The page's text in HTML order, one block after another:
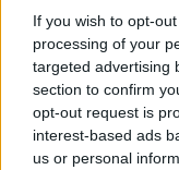
If you wish to opt-
processing of your
targeted advertising
section to confirm
opt-out request is
interest-based ads
us or personal
na krótko przed
był już
samym można
manifestem
swój podziw